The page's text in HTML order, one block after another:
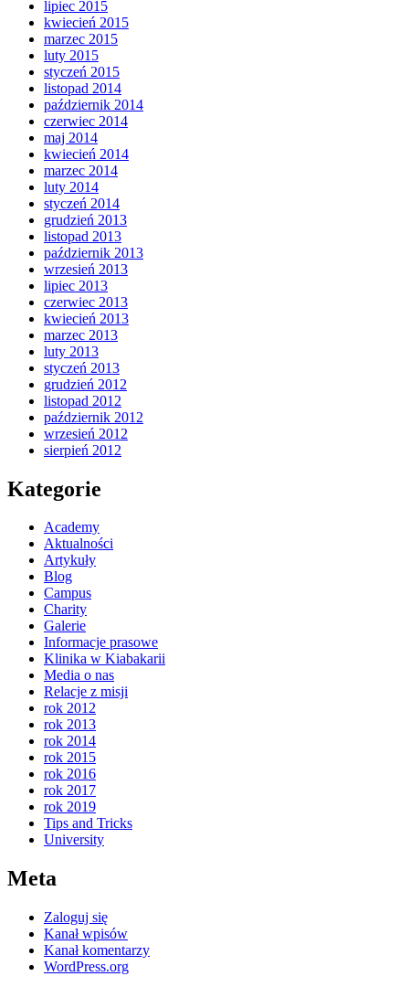
lipiec 2015
kwiecień 2015
marzec 2015
luty 2015
styczeń 2015
listopad 2014
październik 2014
czerwiec 2014
maj 2014
kwiecień 2014
marzec 2014
luty 2014
styczeń 2014
grudzień 2013
listopad 2013
październik 2013
wrzesień 2013
lipiec 2013
czerwiec 2013
kwiecień 2013
marzec 2013
luty 2013
styczeń 2013
grudzień 2012
listopad 2012
październik 2012
wrzesień 2012
sierpień 2012
Kategorie
Academy
Aktualności
Artykuły
Blog
Campus
Charity
Galerie
Informacje prasowe
Klinika w Kiabakarii
Media o nas
Relacje z misji
rok 2012
rok 2013
rok 2014
rok 2015
rok 2016
rok 2017
rok 2019
Tips and Tricks
University
Meta
Zaloguj się
Kanał wpisów
Kanał komentarzy
WordPress.org